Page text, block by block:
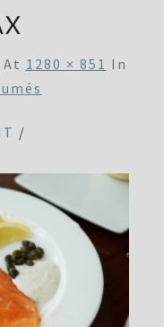
At 1280 × 851 In
/